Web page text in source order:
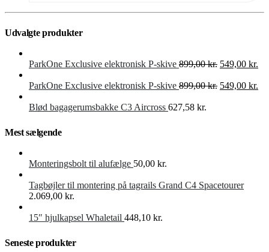
Udvalgte produkter
ParkOne Exclusive elektronisk P-skive 899,00kr. Den
pris
549,00 kr.
ParkOne Exclusive elektronisk P-skive 899,00kr. Den
549,00 kr.
Blød bagagerumsbakke C3 Aircross 627,58 kr.
Mest sælgende
Monteringsbolt til alufælge 50,00 kr.
Tagbøjler til montering på tagrails Grand C4 Spacetourer
2.069,00 kr.
15″ hjulkapsel Whaletail 448,10 kr.
Seneste produkter